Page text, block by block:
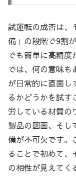
試運転の成否は、
備」の段階で9割
でも簡単に高精度
では、何の意味も
が日常的に直面し
るかどうかを試す
労している材質の
製品の図面、そし
備が不可欠です。
ることで初めて、
の相性が見えてく